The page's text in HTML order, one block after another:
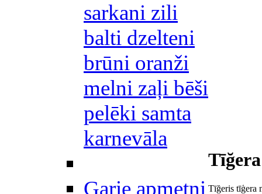
sarkani zili
balti dzelteni
brūni oranži
melni zaļi bēši
pelēki samta
karnevāla
Garie apmetņi Tīğeris tīģera